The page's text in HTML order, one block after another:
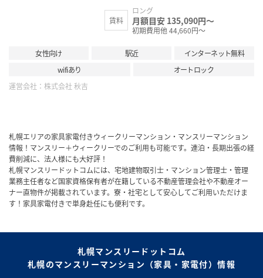
賃料
ロング
月額目安 135,090円～
初期費用他 44,660円～
女性向け 駅近
インターネット無料
wifiあり
オートロック
運営会社： 株式会社 秋吉
札幌エリアの家具家電付きウィークリーマンション・マンスリーマンション
情報！マンスリー＋ウィークリーでのご利用も可能です。連泊・長期出張の経
費削減に、法人様にも大好評！
札幌マンスリードットコムには、宅地建物取引士・マンション管理士・管理
業務主任者など国家資格保有者が在籍している不動産管理会社や不動産オー
ナー直物件が掲載されています。寮・社宅として安心してご利用いただけま
す！家具家電付きで単身赴任にも便利です。
札幌マンスリードットコム
札幌のマンスリーマンション（家具・家電付）情報